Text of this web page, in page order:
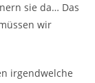
sie da… Das
wir
irgendwelche